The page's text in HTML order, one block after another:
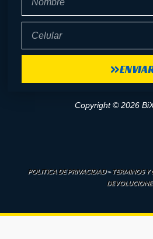
Copyright © 2026
POLITICA DE PRIVACIDAD–TERMINOS Y